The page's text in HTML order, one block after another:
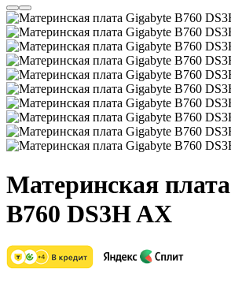
Материнская
B760 DS3H AX